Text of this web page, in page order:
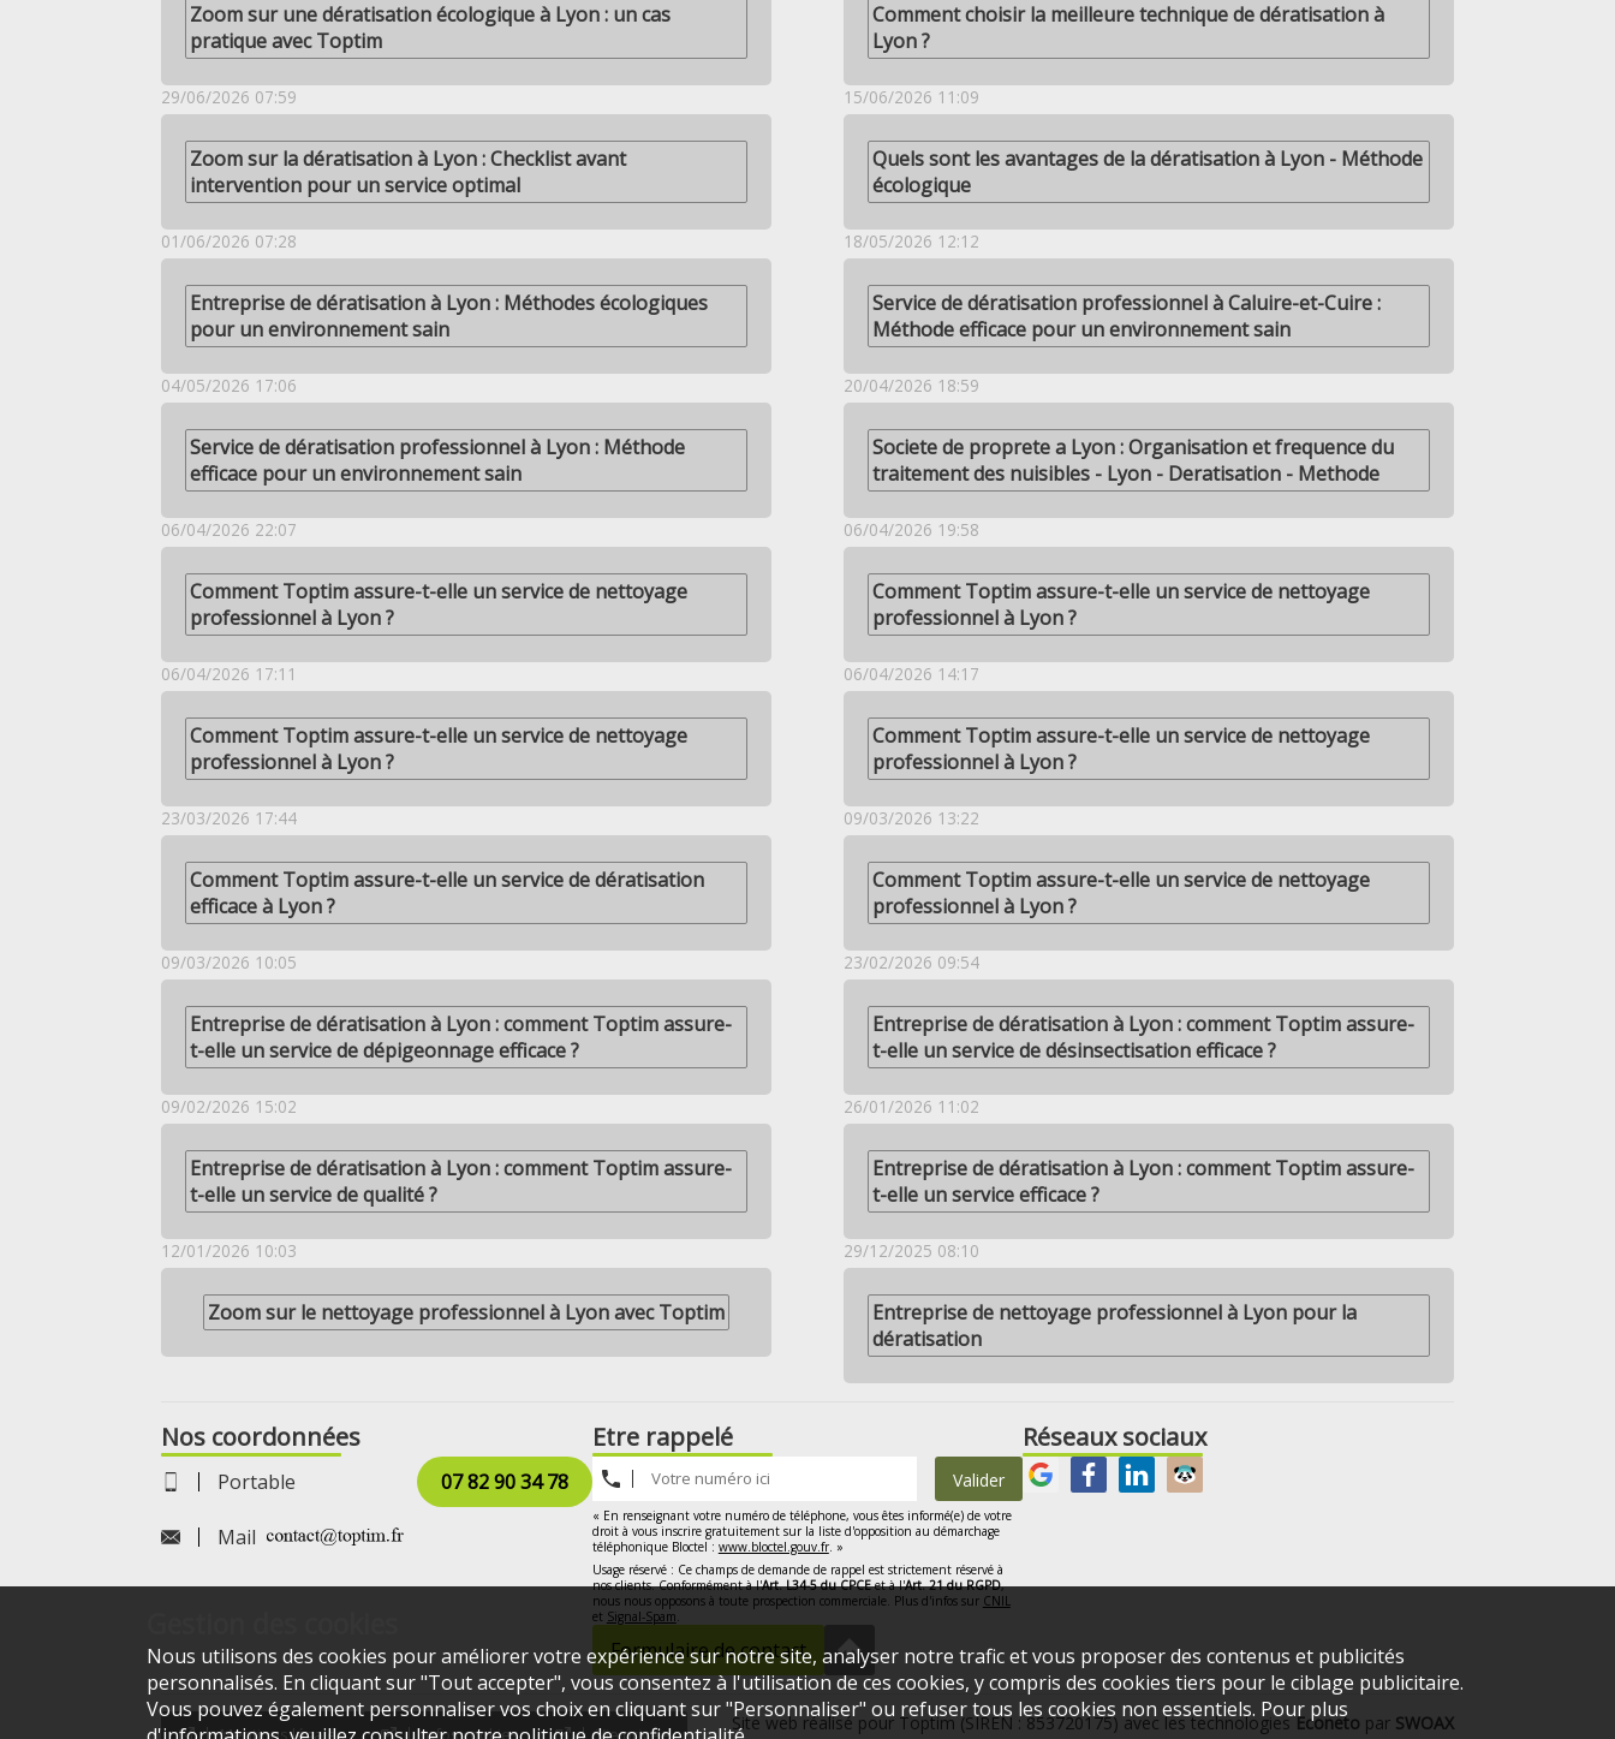
Nous utilisons des cookies pour améliorer votre expérience sur notre site, analyser notre trafic et vous proposer des contenus et publicités
personnalisés. En cliquant sur "Tout accepter", vous consentez à l'utilisation de ces cookies, y compris des cookies tiers pour le ciblage publicitaire.
Vous pouvez également personnaliser vos choix en cliquant sur "Personnaliser" ou refuser tous les cookies non essentiels. Pour plus
Zoom sur une dératisation écologique à Lyon : un cas
pratique avec Toptim
Comment choisir la meilleure technique de dératisation à
Lyon ?
29/06/2026 07:59
Zoom sur la dératisation à Lyon : Checklist avant
intervention pour un service optimal
15/06/2026 11:09
Quels sont les avantages de la dératisation à Lyon - Méthode
écologique
01/06/2026 07:28
Entreprise de dératisation à Lyon : Méthodes écologiques
pour un environnement sain
18/05/2026 12:12
Service de dératisation professionnel à Caluire-et-Cuire :
Méthode efficace pour un environnement sain
04/05/2026 17:06
Service de dératisation professionnel à Lyon : Méthode
efficace pour un environnement sain
20/04/2026 18:59
Societe de proprete a Lyon : Organisation et frequence du
traitement des nuisibles - Lyon - Deratisation - Methode
06/04/2026 22:07
Comment Toptim assure-t-elle un service de nettoyage
professionnel à Lyon ?
06/04/2026 19:58
Comment Toptim assure-t-elle un service de nettoyage
professionnel à Lyon ?
06/04/2026 17:11
Comment Toptim assure-t-elle un service de nettoyage
professionnel à Lyon ?
06/04/2026 14:17
Comment Toptim assure-t-elle un service de nettoyage
professionnel à Lyon ?
23/03/2026 17:44
Comment Toptim assure-t-elle un service de dératisation
efficace à Lyon ?
09/03/2026 13:22
Comment Toptim assure-t-elle un service de nettoyage
professionnel à Lyon ?
09/03/2026 10:05
Entreprise de dératisation à Lyon : comment Toptim assure-
t-elle un service de dépigeonnage efficace ?
23/02/2026 09:54
Entreprise de dératisation à Lyon : comment Toptim assure-
t-elle un service de désinsectisation efficace ?
09/02/2026 15:02
Entreprise de dératisation à Lyon : comment Toptim assure-
t-elle un service de qualité ?
26/01/2026 11:02
Entreprise de dératisation à Lyon : comment Toptim assure-
t-elle un service efficace ?
12/01/2026 10:03
Zoom sur le nettoyage professionnel à Lyon avec Toptim
29/12/2025 08:10
Entreprise de nettoyage professionnel à Lyon pour la
dératisation
Nos coordonnées
Portable 07 82 90 34 78
Mail
Etre rappelé
Valider
« En renseignant votre numéro de téléphone, vous êtes informé(e) de votre
droit à vous inscrire gratuitement sur la liste d'opposition au démarchage
téléphonique Bloctel : www.bloctel.gouv.fr. »
Usage réservé : Ce champs de demande de rappel est strictement réservé à
nos clients. Conformément à l'Art. L34-5 du CPCEet à l'Art. 21 du RGPD,
nous nous opposons à toute prospection commerciale. Plus d'infos sur CNIL
et Signal-Spam.
Formulaire de contact
Réseaux sociaux
Mentions légales Infos cookies Vie privée Site web réalisé pour Toptim (SIREN : 853720175) avec les technologiesEconeto par SWOAX